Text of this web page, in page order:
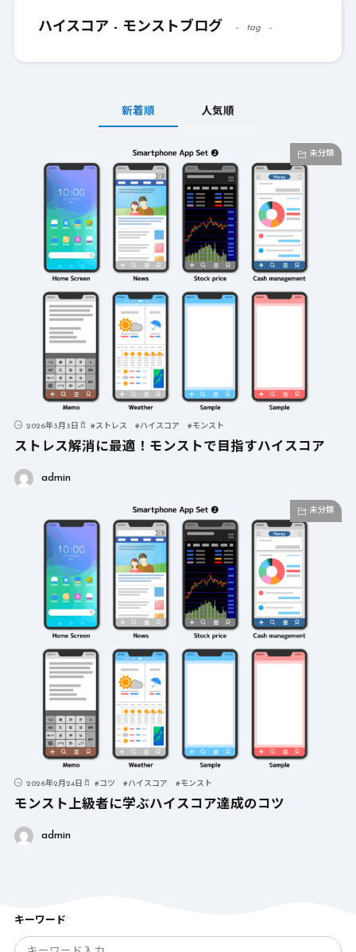
ハイスコア - モンストブログ tag
新着順 人気順
未分類
2026年3月3日 #ストレス #ハイスコア #モンスト
ストレス解消に最適！モンストで目指すハイスコア
admin
未分類
2026年2月24日 #コツ #ハイスコア #モンスト
モンスト上級者に学ぶハイスコア達成のコツ
admin
キーワード